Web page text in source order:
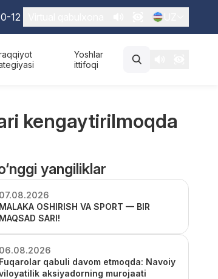
12
Yoshlar
ittifoqi
kengaytirilmoqda
yangiliklar
07.08.2026
MALAKA OSHIRISH VA SPORT — BIR
MAQSAD SARI!
06.08.2026
Fuqarolar qabuli davom etmoqda: Navoiy
aksiyadorning murojaati